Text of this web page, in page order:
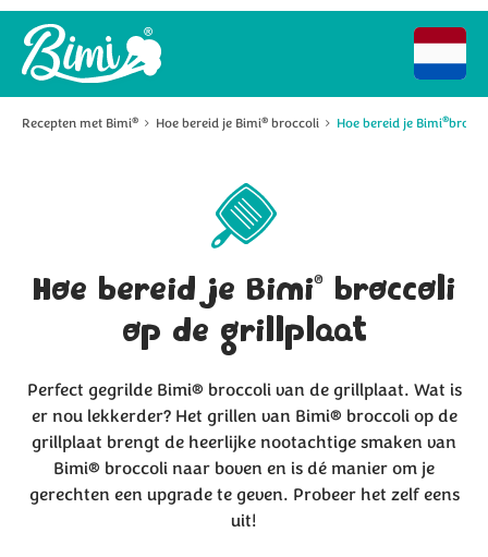
Recepten met Bimi® Hoe bereid je Bimi® broccoli Hoe bereid je Bimi®
Hoe bereid je Bimi®
broccoli
op de grillplaat
Perfect gegrilde Bimi® broccoli van de grillplaat. Wat is
er nou lekkerder? Het grillen van Bimi® broccoli op de
grillplaat brengt de heerlijke nootachtige smaken van
Bimi® broccoli naar boven en is dé manier om je
gerechten een upgrade te geven. Probeer het zelf eens
uit!